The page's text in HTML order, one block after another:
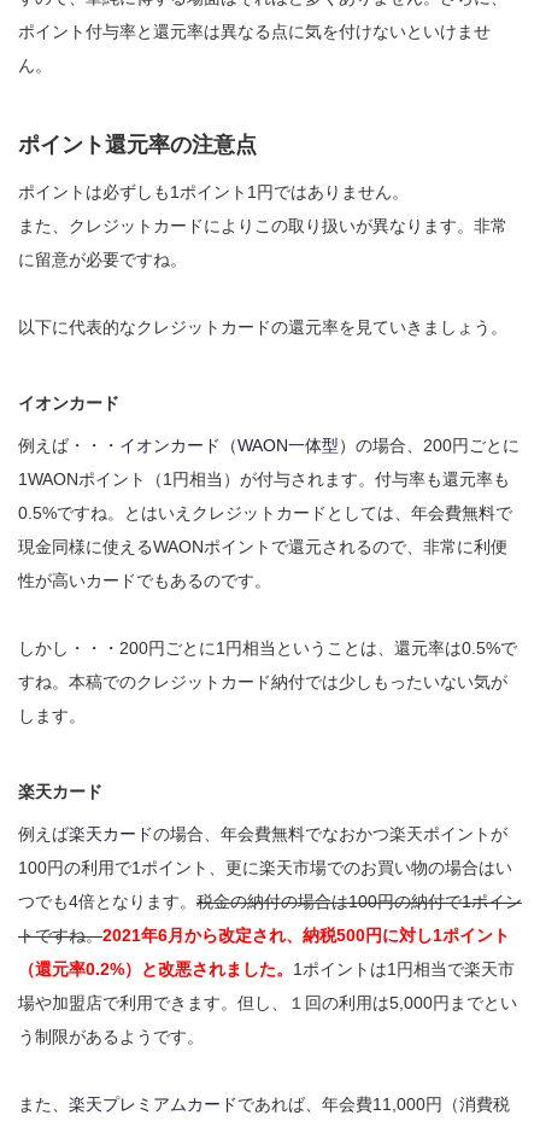
ポイント付与率と還元率は異なる点に気を付けないといけませ
ん。
ポイント還元率の注意点
ポイントは必ずしも1ポイント1円ではありません。
また、クレジットカードによりこの取り扱いが異なります。非常
に留意が必要ですね。
以下に代表的なクレジットカードの還元率を見ていきましょう。
イオンカード
例えば・・・ イオンカード（WAON一体型） の場合、200円ごとに
1WAONポイント（1円相当）が付与されます。付与率も還元率も
0.5%ですね。とはいえクレジットカードとしては、年会費無料で
現金同様に使えるWAONポイントで還元されるので、非常に利便
性が高いカードでもあるのです。
しかし・・・200円ごとに1円相当ということは、還元率は0.5%で
すね。本稿でのクレジットカード納付では少しもったいない気が
します。
楽天カード
例えば楽天カードの場合、年会費無料でなおかつ楽天ポイントが
100円の利用で1ポイント、更に楽天市場でのお買い物の場合はい
つでも4倍となります。 税金の納付の場合は100円の納付で1ポイン
トですね。2021年6月から改定され、納税500円に対し1ポイント
（還元率0.2%）と改悪されました。 1ポイントは1円相当で楽天市
場や加盟店で利用できます。但し、１回の利用は5,000円までとい
う制限があるようです。
また、 楽天プレミアムカードであれば、年会費11,000円（消費税